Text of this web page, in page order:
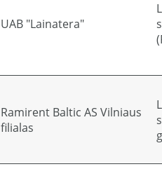
UAB "Lainatera"
Ramirent Baltic AS Vilniaus
filialas